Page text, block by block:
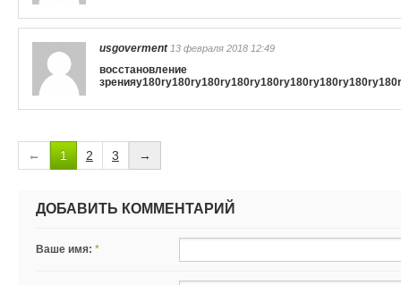
usgoverment13 февраля 2018 12:49
восстановление
зренияу180rу180rу180rу180rу180rу180rу180rу180rу180r
← 1 2 3 →
ДОБАВИТЬ КОММЕНТАРИЙ
Ваше имя: *